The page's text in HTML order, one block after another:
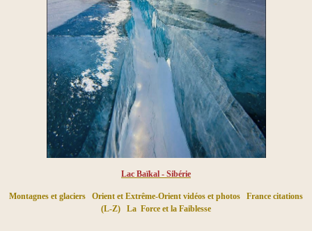
Lac Baïkal - Sibérie
Montagnes et glaciers Orient et Extrême-Orient vidéos et photos
France citations
(L-Z)
La Force et la Faiblesse